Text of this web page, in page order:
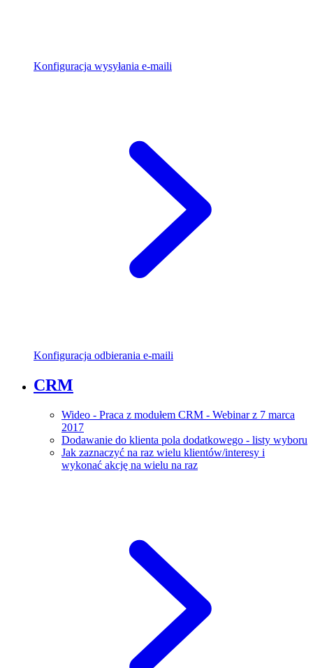
Konfiguracja wysyłania e-maili
Konfiguracja odbierania e-maili
CRM
Wideo - Praca z modułem CRM - Webinar z 7 marca
2017
Dodawanie do klienta pola dodatkowego - listy wyboru
Jak zaznaczyć na raz wielu klientów/interesy i
wykonać akcję na wielu na raz